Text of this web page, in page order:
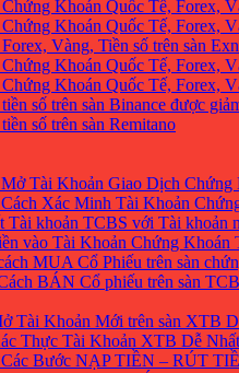
Khoán Quốc Tế, Forex,
Khoán Quốc Tế, Forex,
Vàng, Tiền số trên sàn
Khoán Quốc Tế, Forex,
Khoán Quốc Tế, Forex,
số trên sàn Binance được
số trên sàn Remitano
Tài Khoản Giao Dịch Chứng
Xác Minh Tài Khoản
Tài khoản TCBS với Tài khoản
vào Tài Khoản Chứng
MUA Cổ Phiếu trên sàn
BÁN Cổ phiếu trên sàn
Tài Khoản Mới trên sàn XTB
Thực Tài Khoản XTB Dễ
Bước NẠP TIỀN – RÚT